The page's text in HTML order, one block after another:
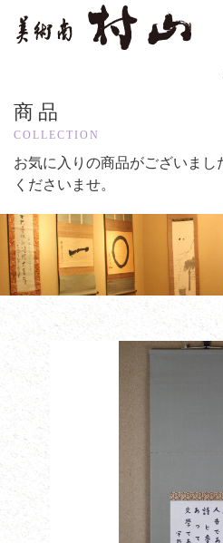
商品
COLLECTION
お気に入りの商品がございまし
くださいませ。